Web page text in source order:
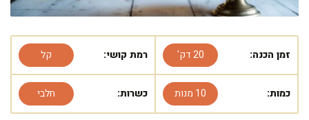
זמן הכנה: 20 דק' רמת קושי: קל
כמות: 10 מנות כשרות: חלבי